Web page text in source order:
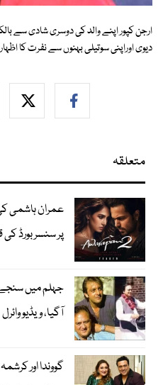
ارجن کپور اپنے والد کی دوسری شادی سے
دیوی اوراپنی سوتیلی بہنوں سے نفرت کا
متعلقہ
پر سنسر بورڈ
جہلم میں سنجے
آگیا، ویڈیو وائرل
گووندا اور